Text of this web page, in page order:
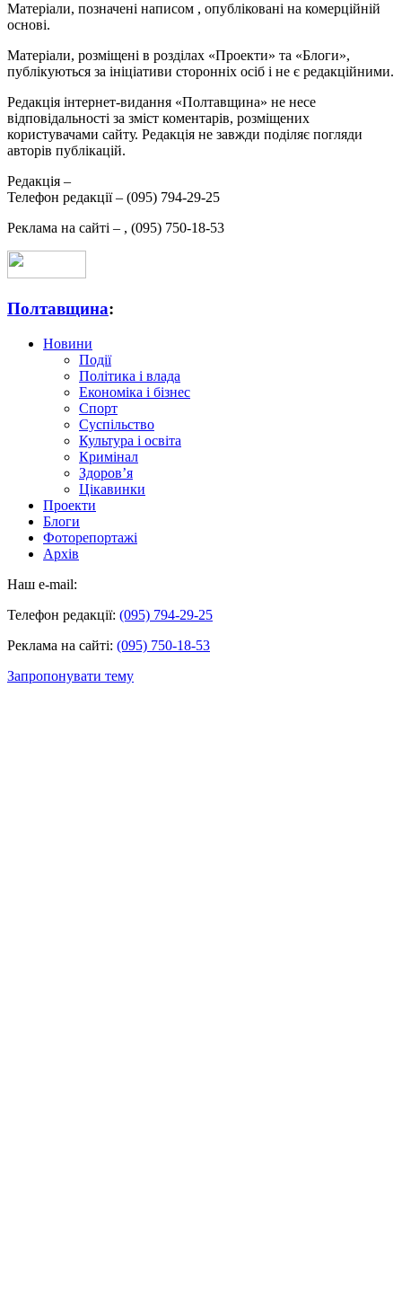
Матеріали, позначені написом , опубліковані на комерційній
основі.
Матеріали, розміщені в розділах «Проекти» та «Блоги»,
публікуються за ініціативи сторонніх осіб і не є редакційними.
Редакція інтернет-видання «Полтавщина» не несе
відповідальності за зміст коментарів, розміщених
користувачами сайту. Редакція не завжди поділяє погляди
авторів публікацій.
Редакція –
Телефон редакції – (095) 794-29-25
Реклама на сайті – , (095) 750-18-53
Полтавщина:
Новини
Події
Політика і влада
Економіка і бізнес
Спорт
Суспільство
Культура і освіта
Кримінал
Здоров’я
Цікавинки
Проекти
Блоги
Фоторепортажі
Архів
Наш e-mail:
Телефон редакції: (095) 794-29-25
Реклама на сайті: (095) 750-18-53
Запропонувати тему